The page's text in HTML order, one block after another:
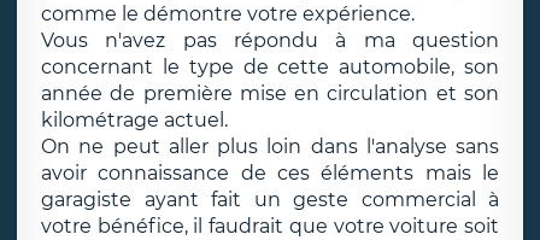
comme le démontre votre expérience.
Vous n'avez pas répondu à ma question
concernant le type de cette automobile, son
année de première mise en circulation et son
kilométrage actuel.
On ne peut aller plus loin dans l'analyse sans
avoir connaissance de ces éléments mais le
garagiste ayant fait un geste commercial à
votre bénéfice, il faudrait que votre voiture soit